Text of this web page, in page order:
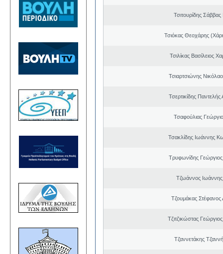
Τσιτουρίδης Σάββας
Τσιόκας Θεοχάρης
Τσιλίκας Βασίλειος
Τσιαρτσιώνης
Τσερτικίδης Παντελής
Τσαφούλιας
Τσακλίδης Ιωάννης
Τρυφωνίδης
Τζωάννος Ιωάννης
Τζουμάκας Στέφανος
Τζιτζικώστας
Τζαννετάκης